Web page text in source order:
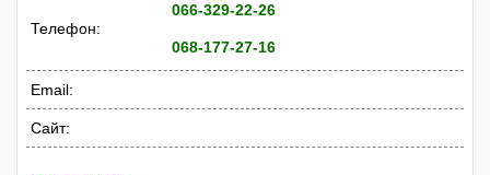
Телефон:
066-329-22-26
068-177-27-16
Email:
Сайт: